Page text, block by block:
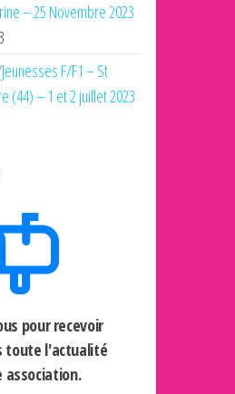
– 25 Novembre 2023
F/F1 – St
(44) – 1 et 2 juillet 2023
pour recevoir
toute l'actualité
association.